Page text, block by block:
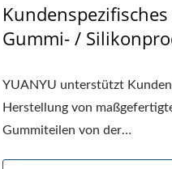
Kundenspezifisches
Gummi- /
YUANYU unterstützt
Herstellung von
Gummiteilen von der